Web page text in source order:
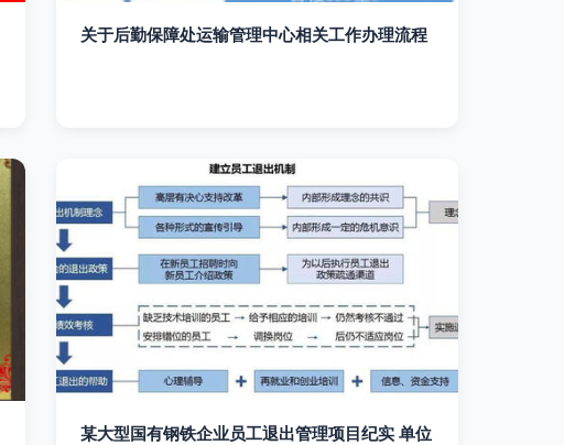
关于后勤保障处运输管理中心相关工作办理流程
某大型国有钢铁企业员工退出管理项目纪实 单位